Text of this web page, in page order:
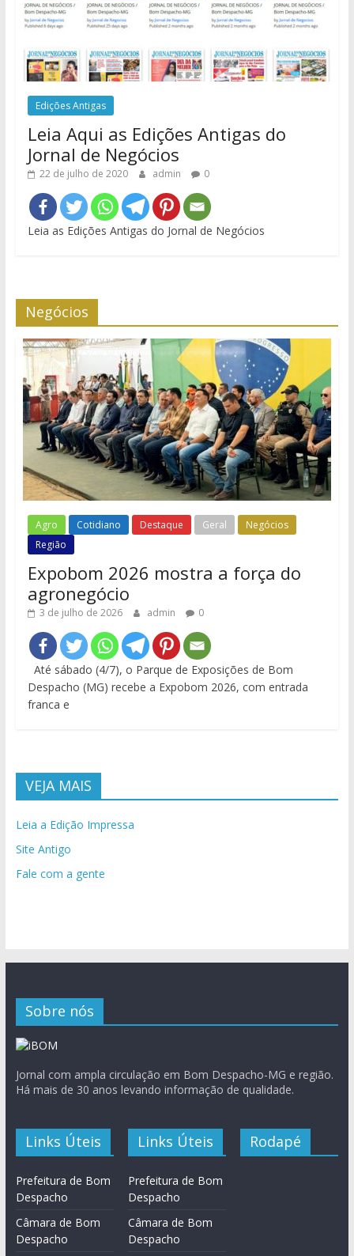
Edições Antigas
Leia Aqui as Edições Antigas do
Jornal de Negócios
22 de julho de 2020 admin 0
Leia as Edições Antigas do Jornal de Negócios
Negócios
Agro Cotidiano Destaque Geral
Negócios
Região
Expobom 2026 mostra a força do
agronegócio
3 de julho de 2026 admin 0
Até sábado (4/7), o Parque de Exposições de Bom
Despacho (MG) recebe a Expobom 2026, com entrada
franca e
VEJA MAIS
Leia a Edição Impressa
Site Antigo
Fale com a gente
Sobre nós
Jornal com ampla circulação em Bom Despacho-MG e região.
Há mais de 30 anos levando informação de qualidade.
Links Úteis
Prefeitura de Bom
Despacho
Câmara de Bom
Despacho
Links Úteis
Prefeitura de Bom
Despacho
Câmara de Bom
Despacho
Rodapé